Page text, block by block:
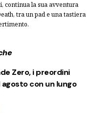
continua la sua avventura
tra un pad e una tastiera
Zero, i preordini
agosto con un lungo